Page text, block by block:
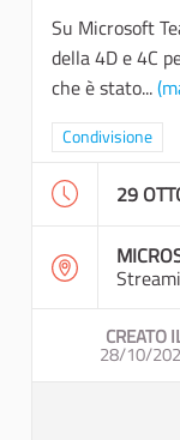
Su Microsoft
della 4D e 4C
che è stato...
Filtra i risultati
Condivisione
29
CREATO
28/10/